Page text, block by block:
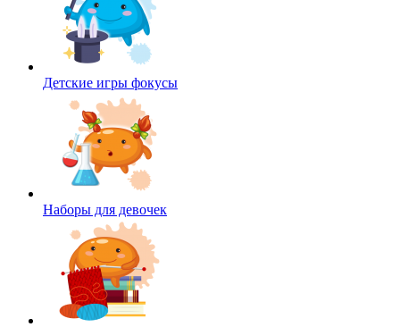
Детские игры фокусы
Наборы для девочек